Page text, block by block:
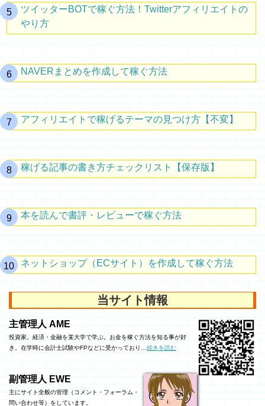
ツイッターBOTで稼ぐ方法！Twitterアフィリエイトの
やり方
NAVERまとめを作成して稼ぐ方法
アフィリエイトで稼げるテーマの見つけ方【不変】
稼げる記事の書き方チェックリスト【保存版】
本を読んで書評・レビューで稼ぐ方法
ネットショップ（ECサイト）を作成して稼ぐ方法
当サイト情報
主管理人 AME
投資家。経済・金融を某大学で学ぶ。お金を稼ぐ方法を知る事が好
き。在学時に会計士試験やFPなどに受かっており…続きを読む
副管理人 EWE
主にサイト全般の管理（コメント・フォーラム・
問い合わせ等）をしています。